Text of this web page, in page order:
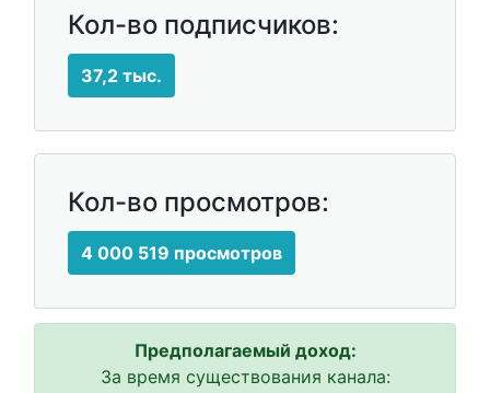
Кол-во подписчиков:
37,2 тыс.
Кол-во просмотров:
4 000 519 просмотров
Предполагаемый доход:
За время существования канала: